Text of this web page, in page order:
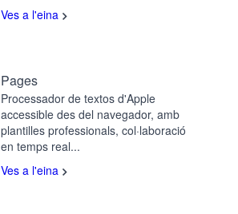
Ves a l'eina
Pages
Processador de textos d'Apple
accessible des del navegador, amb
plantilles professionals, col·laboració
en temps real...
Ves a l'eina